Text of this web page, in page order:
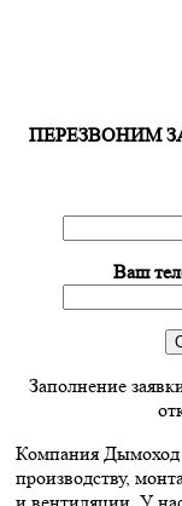
ПЕРЕЗВОНИМ
Ваш
Заполнение
Компания Дымоход
производству,
и вентиляции. У